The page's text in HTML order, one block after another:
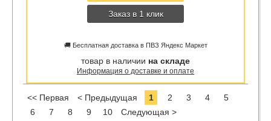
Заказ в 1 клик
🚚 Бесплатная доставка в ПВЗ Яндекс Маркет
товар в наличии на складе
Информация о доставке и оплате
<< Первая < Предыдущая 1 2 3 4
5
6
7 8 9 10
Следующая >